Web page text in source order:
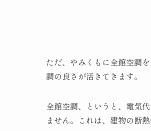
ただ、やみくもに全館空調
調の良さが活きてきます。
全館空調、というと、電気
ません。これは、建物の断